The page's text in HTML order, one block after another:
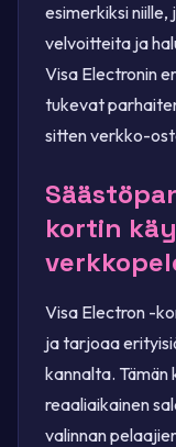
esimerkiksi
velvoitteita ja
Visa Electronin
tukevat
sitten verkko-
kortin
Visa Electron -
ja tarjoaa
kannalta.
reaaliaikainen
valinnan